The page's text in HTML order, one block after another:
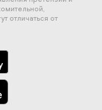
отличаться от